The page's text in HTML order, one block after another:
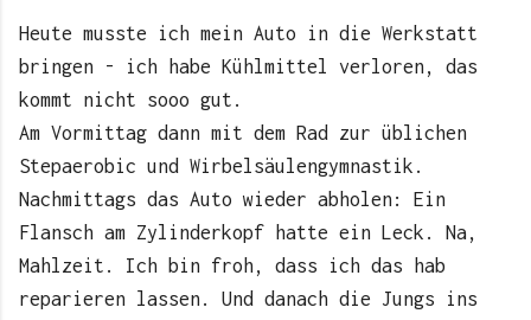
Heute musste ich mein Auto in die Werkstatt
bringen - ich habe Kühlmittel verloren, das
kommt nicht sooo gut.
Am Vormittag dann mit dem Rad zur üblichen
Stepaerobic und Wirbelsäulengymnastik.
Nachmittags das Auto wieder abholen: Ein
Flansch am Zylinderkopf hatte ein Leck. Na,
Mahlzeit. Ich bin froh, dass ich das hab
reparieren lassen. Und danach die Jungs ins